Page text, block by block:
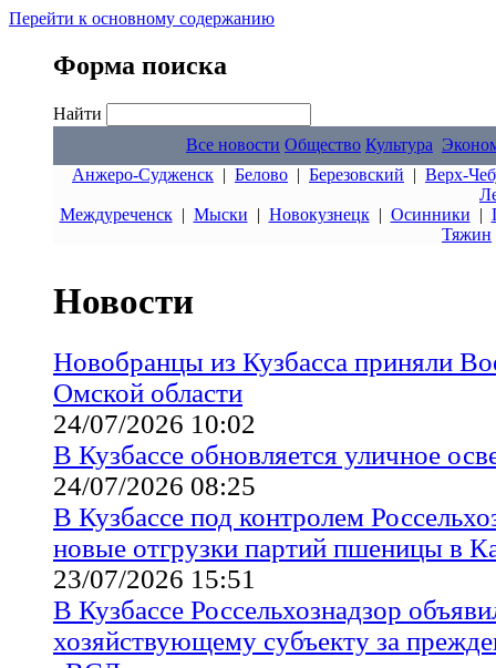
Перейти к основному содержанию
Форма поиска
Найти
Все новости Общество Культура
Анжеро-Судженск | Белово | Березовский | Верх-
Междуреченск| Мыски | Новокузнецк| Осинники |
Тяжин
Новости
Новобранцы из Кузбасса приняли
Омской области
24/07/2026 10:02
В Кузбассе обновляется уличное
24/07/2026 08:25
В Кузбассе под контролем
новые отгрузки партий пшеницы в
23/07/2026 15:51
В Кузбассе Россельхознадзор
хозяйствующему субъекту за